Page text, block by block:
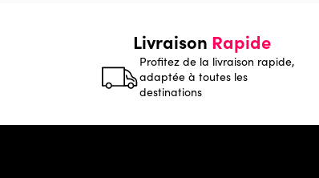
Livraison Rapide
Profitez de la livraison rapide,
adaptée à toutes les
destinations